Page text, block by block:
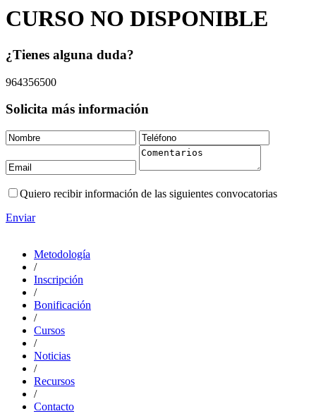
CURSO NO DISPONIBLE
¿Tienes alguna duda?
964356500
Solicita más información
Quiero recibir información de las siguientes convocatorias
Enviar
Metodología
/
Inscripción
/
Bonificación
/
Cursos
/
Noticias
/
Recursos
/
Contacto